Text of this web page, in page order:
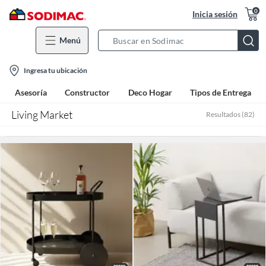
Inicia sesión 0
Menú
Bar
location-
icon
Ingresa tu ubicación
Asesoría Constructor Deco Hogar Tipos de Entrega
Living Market Resultados (82)